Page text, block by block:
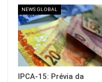
NEWS GLOBAL
IPCA-15: Prévia da